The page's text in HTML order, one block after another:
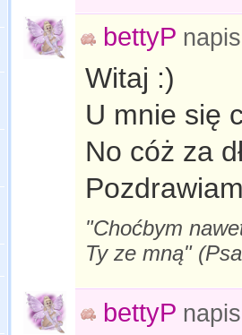
bettyP
Witaj :)
U mnie się
No cóż za
"Choćbym
Ty ze mną"
bettyP